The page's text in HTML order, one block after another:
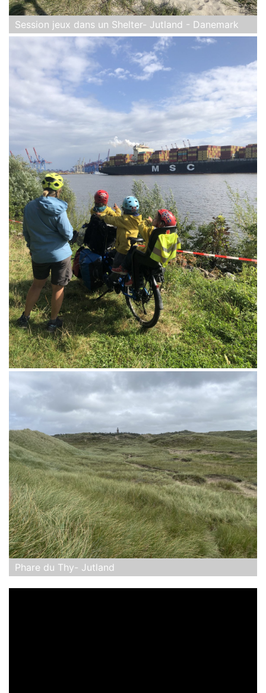
Session jeux dans un Shelter- Jutland - Danemark
Phare du Thy- Jutland